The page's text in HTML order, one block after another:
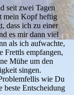
seit zwei Tagen
mein Kopf heftig
dass ich zu einer
es mir dann viel
als ich aufwachte,
Frettls empfangen,
Mühe um den
singen.
wie Du
beste Entscheidung